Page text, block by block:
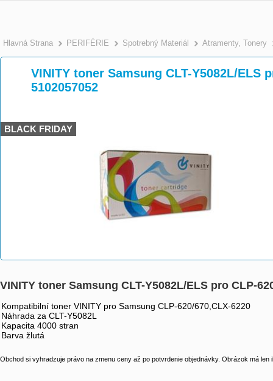
Hlavná Strana >
PERIFÉRIE >
Spotrebný Materiál >
Atramenty, Tonery
VINITY toner Samsung CLT-Y5082L/ELS
5102057052
BLACK FRIDAY
VINITY toner Samsung CLT-Y5082L/ELS pro CLP-
Kompatibilní toner VINITY pro Samsung CLP-620/670,CLX-6220
Náhrada za CLT-Y5082L
Kapacita 4000 stran
Barva žlutá
Obchod si vyhradzuje právo na zmenu ceny až po potvrdenie objednávky. Obrázok má len